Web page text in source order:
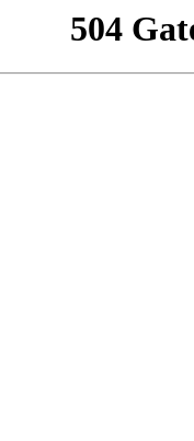
504